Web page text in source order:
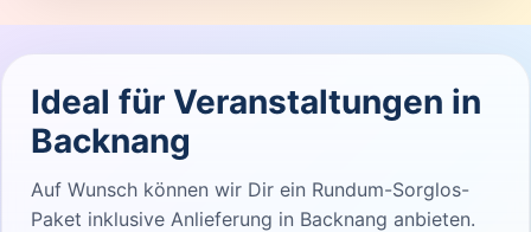
Ideal für Veranstaltungen in
Backnang
Auf Wunsch können wir Dir ein Rundum-Sorglos-
Paket inklusive Anlieferung in Backnang anbieten.